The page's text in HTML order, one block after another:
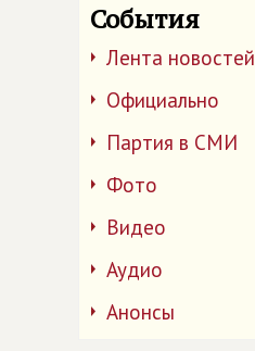
События
Лента новостей
Официально
Партия в СМИ
Фото
Видео
Аудио
Анонсы